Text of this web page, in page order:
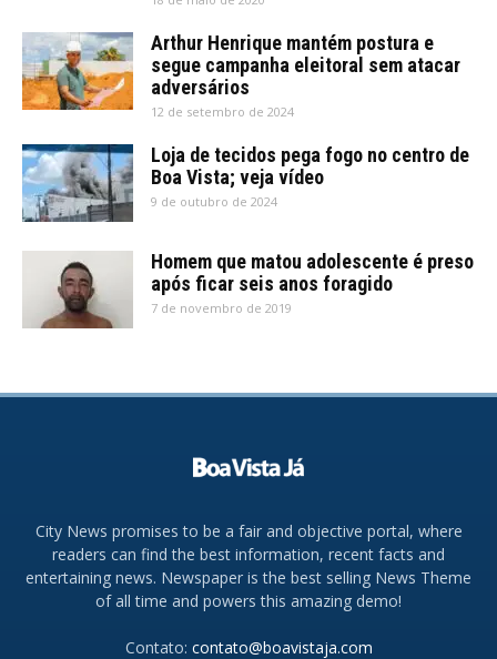
Arthur Henrique mantém postura e
segue campanha eleitoral sem atacar
adversários
12 de setembro de 2024
Loja de tecidos pega fogo no centro de
Boa Vista; veja vídeo
9 de outubro de 2024
Homem que matou adolescente é preso
após ficar seis anos foragido
7 de novembro de 2019
City News promises to be a fair and objective portal, where
readers can find the best information, recent facts and
entertaining news. Newspaper is the best selling News Theme
of all time and powers this amazing demo!
Contato: contato@boavistaja.com